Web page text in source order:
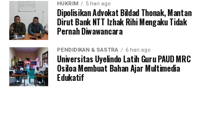
HUKRIM 5 hari ago
Dipolisikan Advokat Bildad Thonak, Mantan
Dirut Bank NTT Izhak Rihi Mengaku Tidak
Pernah Diwawancara
PENDIDIKAN & SASTRA 6 hari ago
Universitas Uyelindo Latih Guru PAUD MRC
Osiloa Membuat Bahan Ajar Multimedia
Edukatif